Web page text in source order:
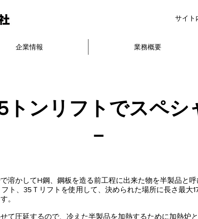
サイト
企業情報 業務概要
トンリフトでスペシ
－
溶かしてH鋼、鋼板を造る前工程に出来た物を半製品と呼
ト、35Ｔリフトを使用して、決められた場所に長さ最大
。
て圧延するので、冷えた半製品を加熱するために加熱炉